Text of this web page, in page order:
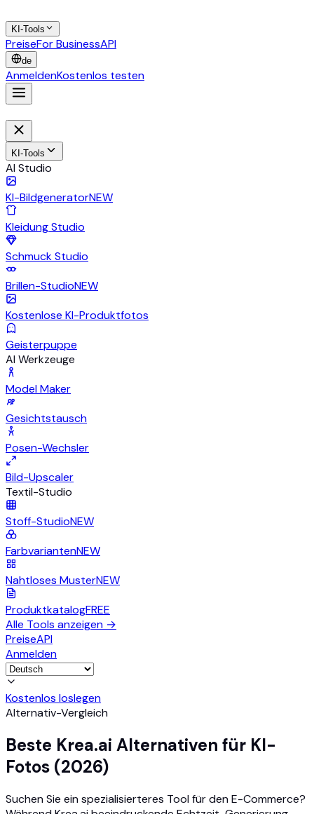
KI-Tools
PreiseFor BusinessAPI
de
AnmeldenKostenlos testen
KI-Tools
AI Studio
KI-BildgeneratorNEW
Kleidung Studio
Schmuck Studio
Brillen-StudioNEW
Kostenlose KI-Produktfotos
Geisterpuppe
AI Werkzeuge
Model Maker
Gesichtstausch
Posen-Wechsler
Bild-Upscaler
Textil-Studio
Stoff-StudioNEW
FarbvariantenNEW
Nahtloses MusterNEW
ProduktkatalogFREE
Alle Tools anzeigen →
PreiseAPI
Anmelden
Kostenlos loslegen
Alternativ-Vergleich
Beste Krea.ai Alternativen für KI-
Fotos (2026)
Suchen Sie ein spezialisierteres Tool für den E-Commerce?